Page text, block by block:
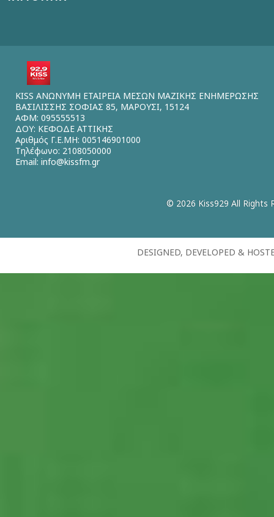
KISS ΑΝΩΝΥΜΗ ΕΤΑΙΡΕΙΑ ΜΕΣΩΝ ΜΑΖΙΚΗΣ ΕΝΗΜΕΡΩΣΗΣ
ΒΑΣΙΛΙΣΣΗΣ ΣΟΦΙΑΣ 85, ΜΑΡΟΥΣΙ, 15124
ΑΦΜ: 095555513
ΔΟΥ: ΚΕΦΟΔΕ ΑΤΤΙΚΗΣ
Αριθμός Γ.Ε.ΜΗ: 005146901000
Τηλέφωνο: 2108050000
Email: info@kissfm.gr
© 2026 Kiss929 All Rights
DESIGNED, DEVELOPED &